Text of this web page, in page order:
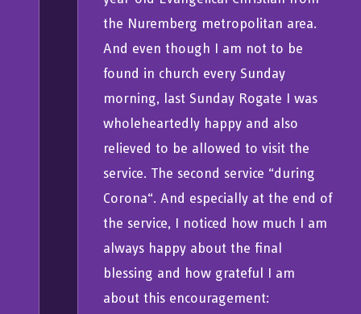
the Nuremberg metropolitan area.
And even though I am not to be
found in church every Sunday
morning, last Sunday Rogate I was
wholeheartedly happy and also
relieved to be allowed to visit the
service. The second service “during
Corona“. And especially at the end of
the service, I noticed how much I am
always happy about the final
blessing and how grateful I am
about this encouragement: